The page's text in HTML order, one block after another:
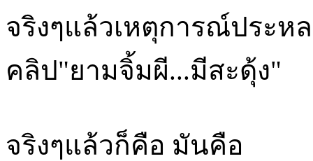
จริงๆแล้วเหตุการณ์ประห
คลิป"ยามจิ้มผี...มีสะดุ้ง"
จริงๆแล้วก็คือ มันคือ